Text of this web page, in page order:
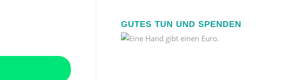
GUTES TUN UND SPENDEN